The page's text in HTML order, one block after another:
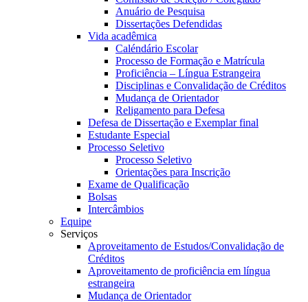
Anuário de Pesquisa
Dissertações Defendidas
Vida acadêmica
Caléndário Escolar
Processo de Formação e Matrícula
Proficiência – Língua Estrangeira
Disciplinas e Convalidação de Créditos
Mudança de Orientador
Religamento para Defesa
Defesa de Dissertação e Exemplar final
Estudante Especial
Processo Seletivo
Processo Seletivo
Orientações para Inscrição
Exame de Qualificação
Bolsas
Intercâmbios
Equipe
Serviços
Aproveitamento de Estudos/Convalidação de
Créditos
Aproveitamento de proficiência em língua
estrangeira
Mudança de Orientador